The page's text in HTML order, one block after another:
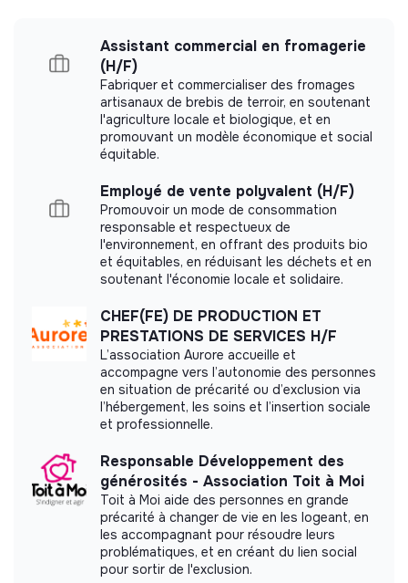
More information
Website
Company
< 15 persons
Learning
Impact study
ALIAD Education did not yet communicate its
impact measurement.
Labels and certifications
This structure did not communicate to us the
labels or certifications that it was able to obtain.
Documents
Did not yet add a transparency document.
Assistant commercial en fromagerie
(H/F)
Fabriquer et commercialiser des fromages
artisanaux de brebis de terroir, en soutenant
l'agriculture locale et biologique, et en
promouvant un modèle économique et social
équitable.
Employé de vente polyvalent (H/F)
Promouvoir un mode de consommation
responsable et respectueux de
l'environnement, en offrant des produits bio
et équitables, en réduisant les déchets et en
soutenant l'économie locale et solidaire.
CHEF(FE) DE PRODUCTION ET
PRESTATIONS DE SERVICES H/F
L’association Aurore accueille et
accompagne vers l’autonomie des personnes
en situation de précarité ou d’exclusion via
l’hébergement, les soins et l’insertion sociale
et professionnelle.
Responsable Développement des
générosités - Association Toit à Moi
Toit à Moi aide des personnes en grande
précarité à changer de vie en les logeant, en
les accompagnant pour résoudre leurs
problématiques, et en créant du lien social
pour sortir de l'exclusion.